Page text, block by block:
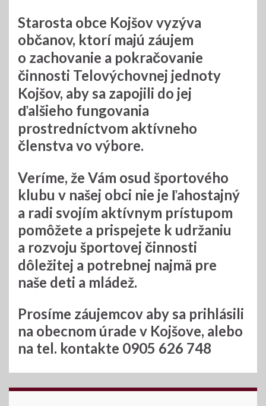
Starosta obce Kojšov vyzýva
občanov, ktorí majú záujem
o zachovanie a pokračovanie
činnosti Telovýchovnej jednoty
Kojšov, aby sa zapojili do jej
ďalšieho fungovania
prostredníctvom aktívneho
členstva vo výbore.
Veríme, že Vám osud športového
klubu v našej obci nie je ľahostajný
a radi svojím aktívnym prístupom
pomôžete a prispejete k udržaniu
a rozvoju športovej činnosti
dôležitej a potrebnej najmä pre
naše deti a mládež.
Prosíme záujemcov aby sa prihlásili
na obecnom úrade v Kojšove, alebo
na tel. kontakte 0905 626 748